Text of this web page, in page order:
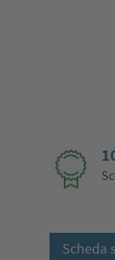
Scheda